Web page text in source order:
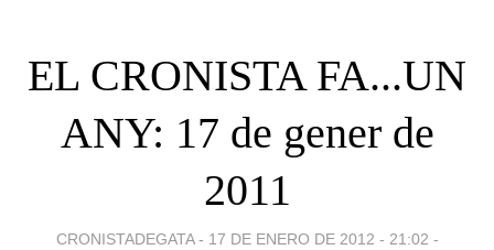
EL CRONISTA FA...UN
ANY: 17 de gener de
2011
CRONISTADEGATA - 17 DE ENERO DE 2012 - 21:02 -